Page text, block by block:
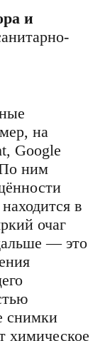
и
на
Google
ним
в
очаг
— это
снимки
химическое